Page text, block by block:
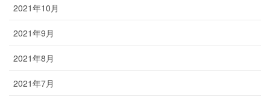
2021年10月
2021年9月
2021年8月
2021年7月